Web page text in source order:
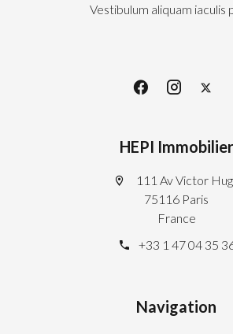
Vestibulum aliquam iaculis
HEPI Immobilier
111 Av Victor
75116 Paris
France
+33 1 47 04 35
Navigation